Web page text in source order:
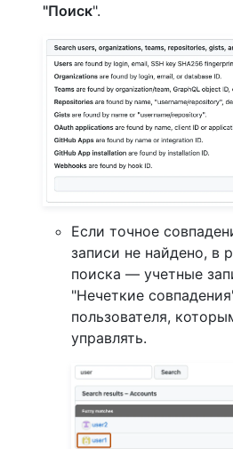
"Поиск".
Если точное
записи не найдено, в
поиска — учетные
"Нечеткие
пользователя,
управлять.